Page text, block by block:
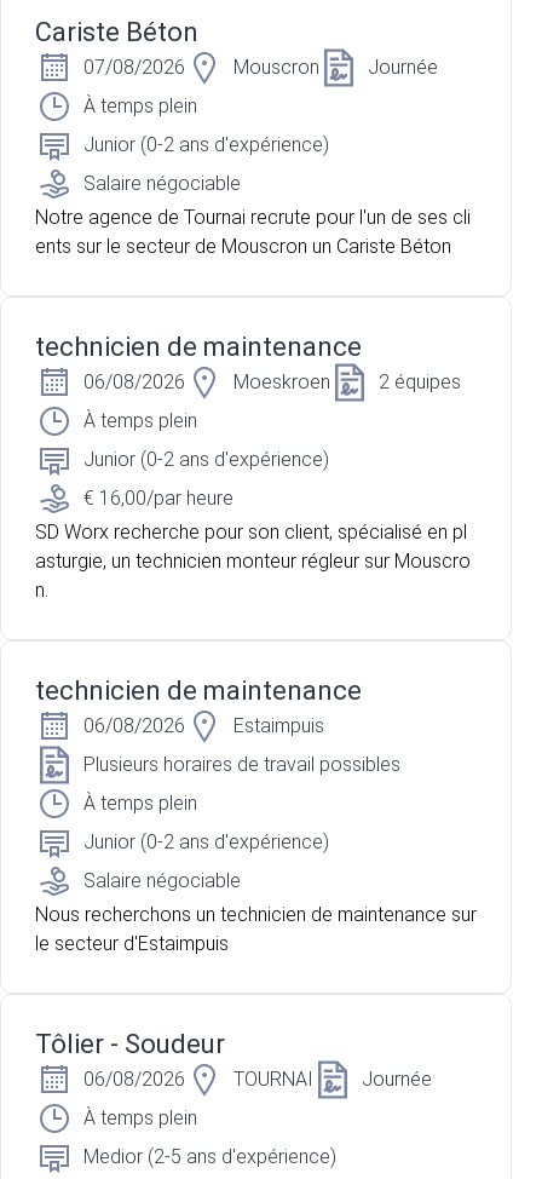
Cariste Béton
07/08/2026 Mouscron
Journée
À temps plein
Junior (0-2 ans d'expérience)
Salaire négociable
Notre agence de Tournai recrute pour l'un de ses cli
ents sur le secteur de Mouscron un Cariste Béton
technicien de maintenance
06/08/2026 Moeskroen
2 équipes
À temps plein
Junior (0-2 ans d'expérience)
€ 16,00/par heure
SD Worx recherche pour son client, spécialisé en pl
asturgie, un technicien monteur régleur sur Mouscro
n.
technicien de maintenance
06/08/2026
Estaimpuis
Plusieurs horaires de travail possibles
À temps plein
Junior (0-2 ans d'expérience)
Salaire négociable
Nous recherchons un technicien de maintenance sur
le secteur d'Estaimpuis
Tôlier - Soudeur
06/08/2026 TOURNAI
Journée
À temps plein
Medior (2-5 ans d'expérience)